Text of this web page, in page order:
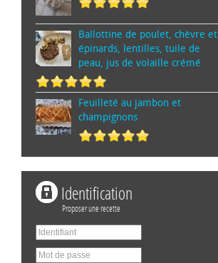
Ballottine de poulet, chèvre et
épinards, lentilles, tuile de
peau, jus de volaille crémé
Feuilleté au jambon et
champignons
Identification
Proposer une recette